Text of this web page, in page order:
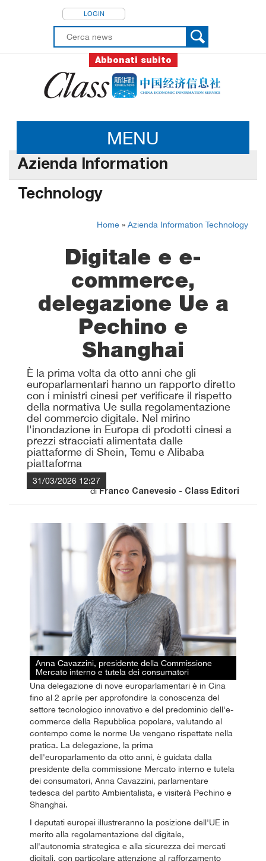
LOGIN
Abbonati subito
MENU
Azienda Information
Technology
Home » Azienda Information Technology
Digitale e e-
commerce,
delegazione Ue a
Pechino e
Shanghai
È la prima volta da otto anni che gli
europarlamentari hanno un rapporto diretto
con i ministri cinesi per verificare il rispetto
della normativa Ue sulla regolamentazione
del commercio digitale. Nel mirino
l'inondazione in Europa di prodotti cinesi a
prezzi stracciati alimentata dalle
piattaforme di Shein, Temu e Alibaba
piattaforma
31/03/2026 12:27
diFranco Canevesio - Class Editori
Anna Cavazzini, presidente della Commissione
Mercato interno e tutela dei consumatori
Una delegazione di nove europarlamentari è in Cina
fino al 2 aprile per approfondire la conoscenza del
settore tecnologico innovativo e del predominio dell'e-
commerce della Repubblica popolare, valutando al
contempo come le norme Ue vengano rispettate nella
pratica. La delegazione, la prima
dell'europarlamento da otto anni, è guidata dalla
presidente della commissione Mercato interno e tutela
dei consumatori, Anna Cavazzini, parlamentare
tedesca del partito Ambientalista, e visiterà Pechino e
Shanghai.
I deputati europei illustreranno la posizione dell'UE in
merito alla regolamentazione del digitale,
all'autonomia strategica e alla sicurezza dei mercati
digitali, con particolare attenzione al rafforzamento